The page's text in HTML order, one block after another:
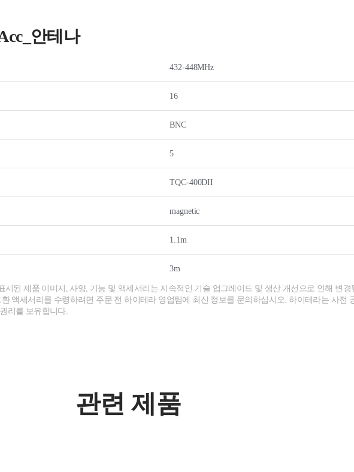
안테나
432-448MHz
16
BNC
5
TQC-400DII
magnetic
1.1m
3m
시된 제품 이미지, 사양, 기능 및 액세서리는 지속적인 기술 업그레이드 및 생산 개선으로 인해 변경
액세서리를 수령하려면 주문 전 하이테라 영업팀에 최신 정보를 문의하십시오. 하이테라는 사전
리를 보유합니다.
관련 제품